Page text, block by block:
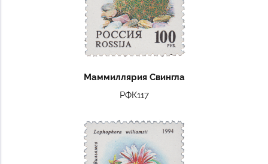
Маммиллярия Свингла
РФК117